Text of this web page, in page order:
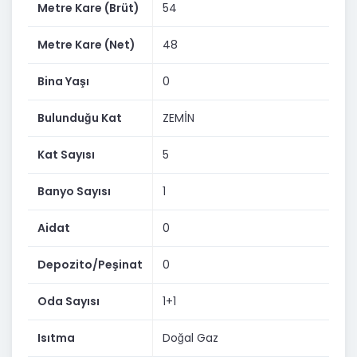
• Laminant Zeminler
• Doğalgaz Hattı Hazır
• Petekler Takılı
• Kombi ve Ankastre Eksiktir
• Sıfır Yapı
LOKASYON AVANTAJLARI
• Seyrek İlköğretim Okulu → 180 m
• Ana Cadde → 180 m
Metre Kare (Brüt) 54
Metre Kare (Net) 48
Bina Yaşı 0
Bulunduğu Kat ZEMİN
Kat Sayısı 5
Banyo Sayısı 1
Aidat 0
Depozito/Peşinat 0
Oda Sayısı 1+1
Isıtma Doğal Gaz